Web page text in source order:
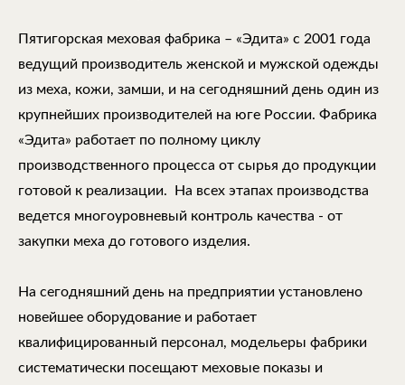
Пятигорская меховая фабрика – «Эдита» с 2001 года
ведущий производитель женской и мужской одежды
из меха, кожи, замши, и на сегодняшний день один из
крупнейших производителей на юге России. Фабрика
«Эдита» работает по полному циклу
производственного процесса от сырья до продукции
готовой к реализации. На всех этапах производства
ведется многоуровневый контроль качества - от
закупки меха до готового изделия.
На сегодняшний день на предприятии установлено
новейшее оборудование и работает
квалифицированный персонал, модельеры фабрики
систематически посещают меховые показы и